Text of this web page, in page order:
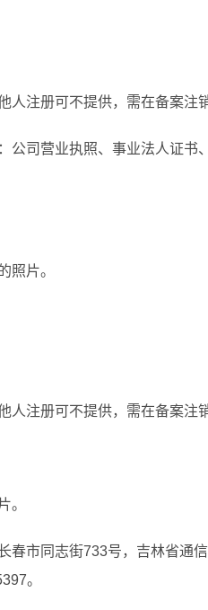
注册可不提供，需在备案注销
司营业执照、事业法人证书
片。
注册可不提供，需在备案注销
。
春市同志街733号，吉林省通
。